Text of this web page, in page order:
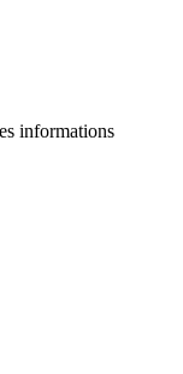
informations